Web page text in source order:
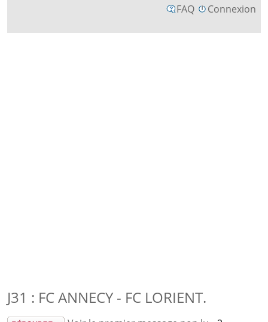
FAQ Connexion
J31 : FC ANNECY - FC LORIENT.